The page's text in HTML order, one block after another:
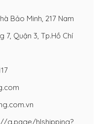
Bảo Minh, 217 Nam
7, Quận 3, Tp.Hồ Chí
g.page/hlshipping?